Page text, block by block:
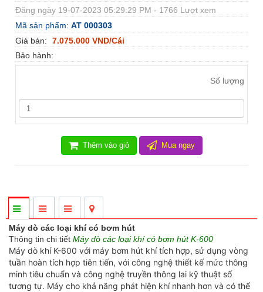
Đăng ngày 19-07-2023 05:29:29 PM - 1766 Lượt xem
Mã sản phẩm: AT 000303
Giá bán:
7.075.000 VND/Cái
Bảo hành:
Số lượng
Thêm vào giỏ Mua ngay
Máy dò các loại khí có bơm hút
Thông tin chi tiết Máy dò các loại khí có bơm hút K-600
Máy dò khí K-600 với máy bơm hút khí tích hợp, sử dụng vòng
tuần hoàn tích hợp tiên tiến, với công nghệ thiết kế mức thông
minh tiêu chuẩn và công nghệ truyền thông lai kỹ thuật số
tương tự. Máy cho khả năng phát hiện khí nhanh hơn và có thể